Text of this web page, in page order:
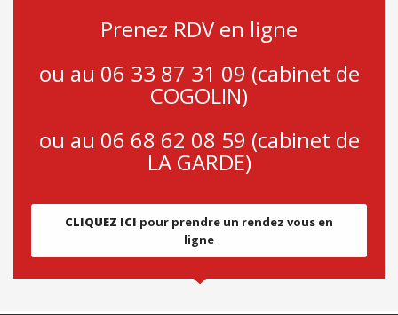
Prenez RDV en ligne
ou au 06 33 87 31 09 (cabinet de
COGOLIN)
ou au 06 68 62 08 59 (cabinet de
LA GARDE)
CLIQUEZ ICI pour prendre un rendez vous en
ligne